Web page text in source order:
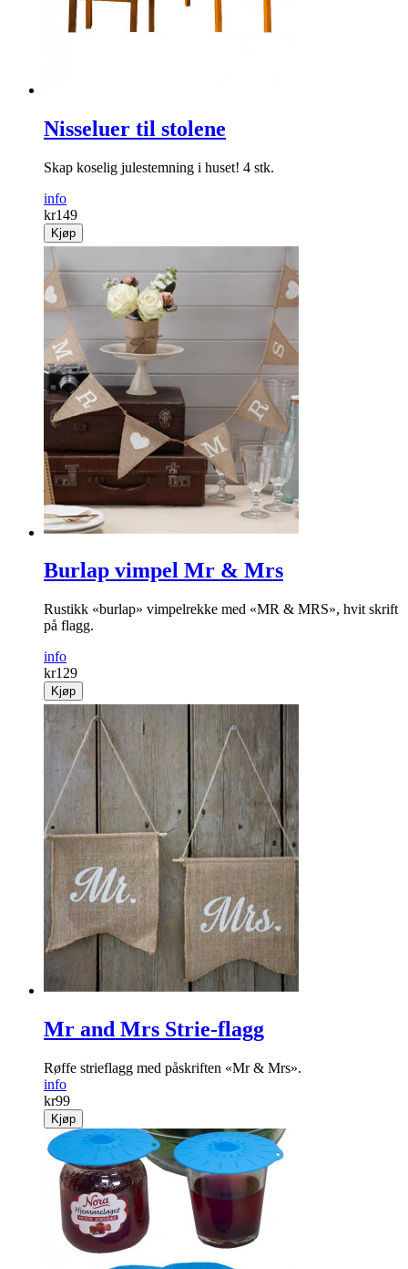
Nisseluer til stolene
Skap koselig julestemning i huset! 4 stk.
info
kr149
Kjøp
Burlap vimpel Mr & Mrs
Rustikk «burlap» vimpelrekke med «MR & MRS», hvit skrift
på flagg.
info
kr129
Kjøp
Mr and Mrs Strie-flagg
Røffe strieflagg med påskriften «Mr & Mrs».
info
kr99
Kjøp